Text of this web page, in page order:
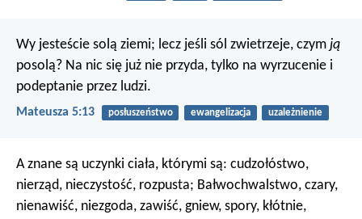
Wy jesteście solą ziemi; lecz jeśli sól zwietrzeje, czym ją
posolą? Na nic się już nie przyda, tylko na wyrzucenie i
podeptanie przez ludzi.
Mateusza 5:13 posłuszeństwo ewangelizacja uzależnienie
A znane są uczynki ciała, którymi są: cudzołóstwo,
nierząd, nieczystość, rozpusta; Bałwochwalstwo, czary,
nienawiść, niezgoda, zawiść, gniew, spory, kłótnie,